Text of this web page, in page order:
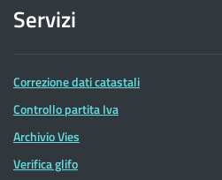
Servizi
Correzione dati catastali
Controllo partita Iva
Archivio Vies
Verifica glifo